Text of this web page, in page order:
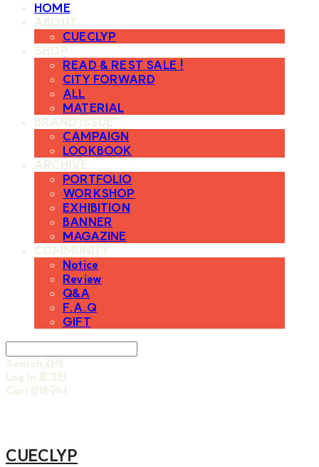
HOME
ABOUT
CUECLYP
SHOP
READ & REST SALE !
CITY FORWARD
ALL
MATERIAL
BRAND ISSUE
CAMPAIGN
LOOKBOOK
ARCHIVE
PORTFOLIO
WORKSHOP
EXHIBITION
BANNER
MAGAZINE
COMMUNITY
Notice
Review
Q&A
F.A.Q
GIFT
Search 검색
Log In 로그인
Cart장바구니
CUECLYP